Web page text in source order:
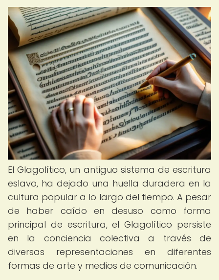
El Glagolítico, un antiguo sistema de escritura
eslavo, ha dejado una huella duradera en la
cultura popular a lo largo del tiempo. A pesar
de haber caído en desuso como forma
principal de escritura, el Glagolítico persiste
en la conciencia colectiva a través de
diversas representaciones en diferentes
formas de arte y medios de comunicación.